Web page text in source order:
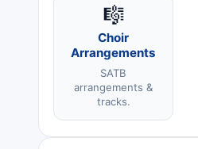
🎼
Choir
Arrangements
SATB
arrangements &
tracks.